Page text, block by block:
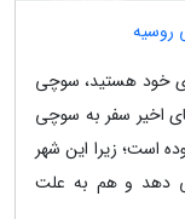
روسیه
خود هستید، سوچی
اخیر سفر به سوچی
است؛ زیرا این شهر
می دهد و هم به علت